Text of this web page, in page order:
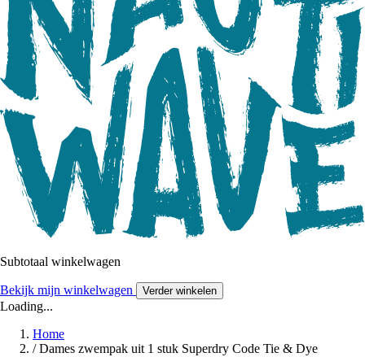
Subtotaal winkelwagen
Bekijk mijn winkelwagen Verder winkelen
Loading...
Home
/ Dames zwempak uit 1 stuk Superdry Code Tie & Dye